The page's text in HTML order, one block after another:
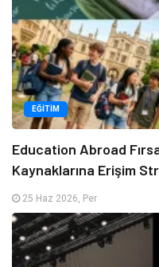
EĞITIM
Education Abroad
Kaynaklarına Erişim
25 Haz 2026, Per